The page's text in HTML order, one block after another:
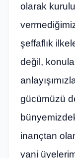
olarak
şeffaflık
değil,
gücümüzü
inançtan
yani